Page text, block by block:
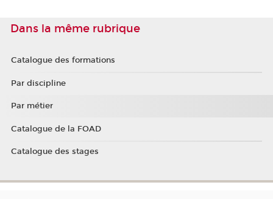
Dans la même rubrique
Catalogue des formations
Par discipline
Par métier
Catalogue de la FOAD
Catalogue des stages